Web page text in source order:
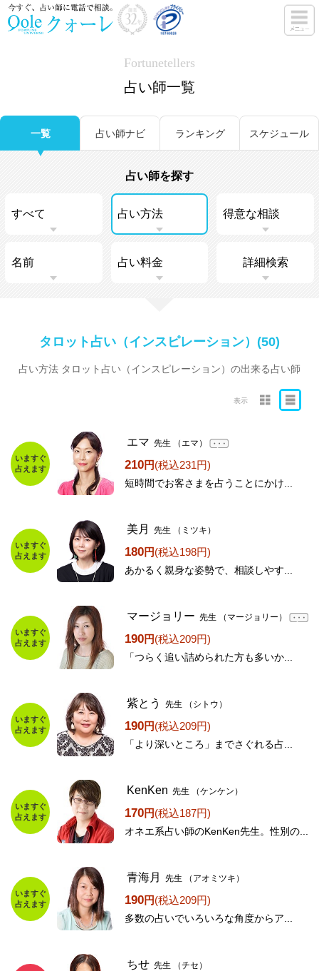
Fortunetellers
占い師一覧
一覧 占い師ナビ ランキング スケジュール
占い師を探す
詳細検索
タロット占い（インスピレーション）(50)
占い方法 タロット占い（インスピレーション）の出来る占い師
表示
いますぐ
占えます
エマ 先生 （エマ）
210円(税込231円)
短時間でお客さまを占うことにかけ...
いますぐ
占えます
美月 先生 （ミツキ）
180円(税込198円)
あかるく親身な姿勢で、相談しやす...
いますぐ
占えます
マージョリー 先生 （マージョリー）
190円(税込209円)
「つらく追い詰められた方も多いか...
いますぐ
占えます
紫とう 先生 （シトウ）
190円(税込209円)
「より深いところ」までさぐれる占...
いますぐ
占えます
KenKen 先生 （ケンケン）
170円(税込187円)
オネエ系占い師のKenKen先生。性別の...
いますぐ
占えます
青海月 先生 （アオミツキ）
190円(税込209円)
多数の占いでいろいろな角度からア...
ちせ 先生 （チセ）